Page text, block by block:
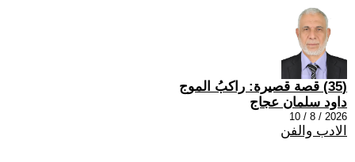
(35) قصة قصيرة: راكبُ الموج
داود سلمان عجاج
2026 / 8 / 10
الادب والفن